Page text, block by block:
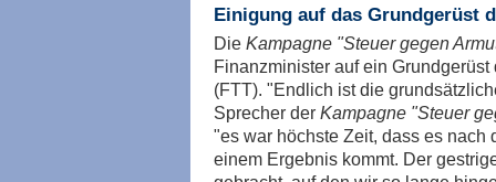
Einigung auf das Grundgerüst
Die Kampagne "Steuer gegen
Finanzminister auf ein
(FTT). "Endlich ist die
Sprecher der Kampagne "Steuer
"es war höchste Zeit, dass es
einem Ergebnis kommt. Der